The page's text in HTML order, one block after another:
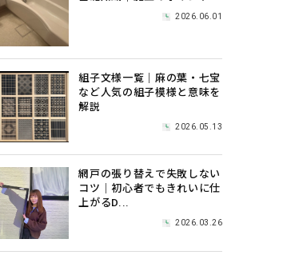
2026.06.01
組子文様一覧｜麻の葉・七宝
など人気の組子模様と意味を
解説
2026.05.13
網戸の張り替えで失敗しない
コツ｜初心者でもきれいに仕
上がるD...
2026.03.26